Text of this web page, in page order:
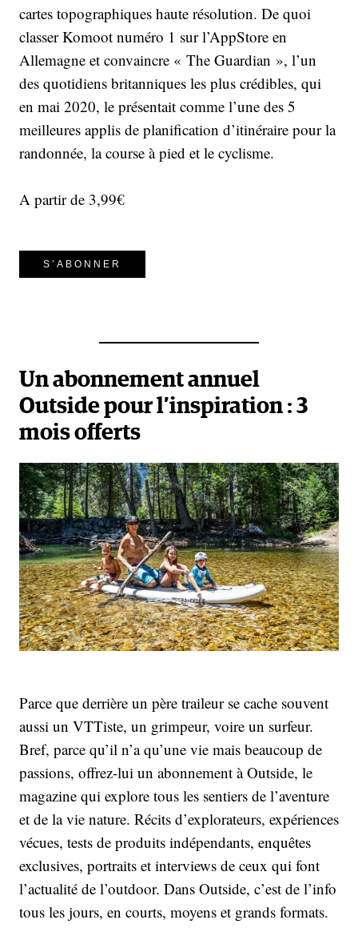
cartes topographiques haute résolution. De quoi
classer Komoot numéro 1 sur l’AppStore en
Allemagne et convaincre « The Guardian », l’un
des quotidiens britanniques les plus crédibles, qui
en mai 2020, le présentait comme l’une des 5
meilleures applis de planification d’itinéraire pour la
randonnée, la course à pied et le cyclisme.
A partir de 3,99€
S’ABONNER
Un abonnement annuel
Outside pour l’inspiration : 3
mois offerts
Parce que derrière un père traileur se cache souvent
aussi un VTTiste, un grimpeur, voire un surfeur.
Bref, parce qu’il n’a qu’une vie mais beaucoup de
passions, offrez-lui un abonnement à Outside, le
magazine qui explore tous les sentiers de l’aventure
et de la vie nature. Récits d’explorateurs, expériences
vécues, tests de produits indépendants, enquêtes
exclusives, portraits et interviews de ceux qui font
l’actualité de l’outdoor. Dans Outside, c’est de l’info
tous les jours, en courts, moyens et grands formats.